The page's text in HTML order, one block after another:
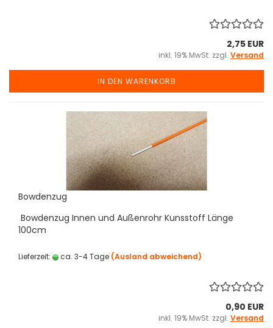
2,75 EUR
inkl. 19% MwSt. zzgl. Versand
IN DEN WARENKORB
Bowdenzug
Bowdenzug Innen und Außenrohr Kunsstoff Länge
100cm
Lieferzeit: ca. 3-4 Tage (Ausland abweichend)
0,90 EUR
inkl. 19% MwSt. zzgl. Versand